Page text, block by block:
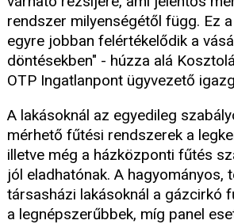
rendszer milyenségétől függ. Ez
egyre jobban felértékelődik a
döntésekben" - húzza alá
OTP Ingatlanpont ügyvezető
A lakásoknál az egyedileg
mérhető fűtési rendszerek a
illetve még a házközponti fűtés
jól eladhatónak. A hagyományos,
társasházi lakásoknál a gázcirkó
a legnépszerűbbek, míg panel